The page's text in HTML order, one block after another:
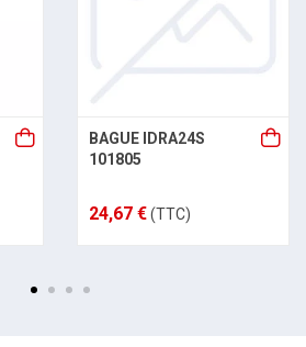
BAGUE IDRA24S
101805
24,67 €(TTC)